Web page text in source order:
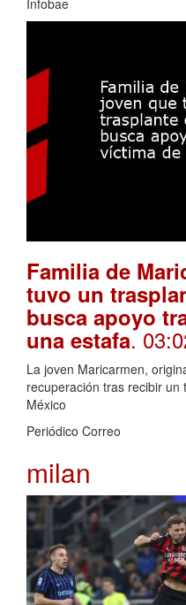
Familia de
tuvo un
busca apoyo
una estafa.
La joven Maricarmen,
recuperación tras recibir
México
Periódico Correo
milan